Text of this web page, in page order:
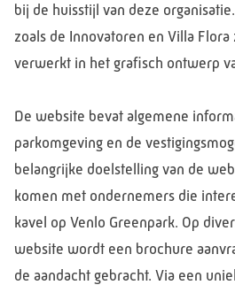
bij de huisstijl van deze
zoals de Innovatoren en Villa
verwerkt in het grafisch ontwerp
De website bevat algemene
parkomgeving en de
belangrijke doelstelling van de
komen met ondernemers die
kavel op Venlo Greenpark. Op
website wordt een brochure
de aandacht gebracht. Via een